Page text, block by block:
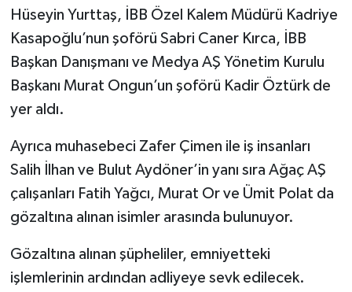
Hüseyin Yurttaş, İBB Özel Kalem Müdürü Kadriye
Kasapoğlu’nun şoförü Sabri Caner Kırca, İBB
Başkan Danışmanı ve Medya AŞ Yönetim Kurulu
Başkanı Murat Ongun’un şoförü Kadir Öztürk de
yer aldı.
Ayrıca muhasebeci Zafer Çimen ile iş insanları
Salih İlhan ve Bulut Aydöner’in yanı sıra Ağaç AŞ
çalışanları Fatih Yağcı, Murat Or ve Ümit Polat da
gözaltına alınan isimler arasında bulunuyor.
Gözaltına alınan şüpheliler, emniyetteki
işlemlerinin ardından adliyeye sevk edilecek.